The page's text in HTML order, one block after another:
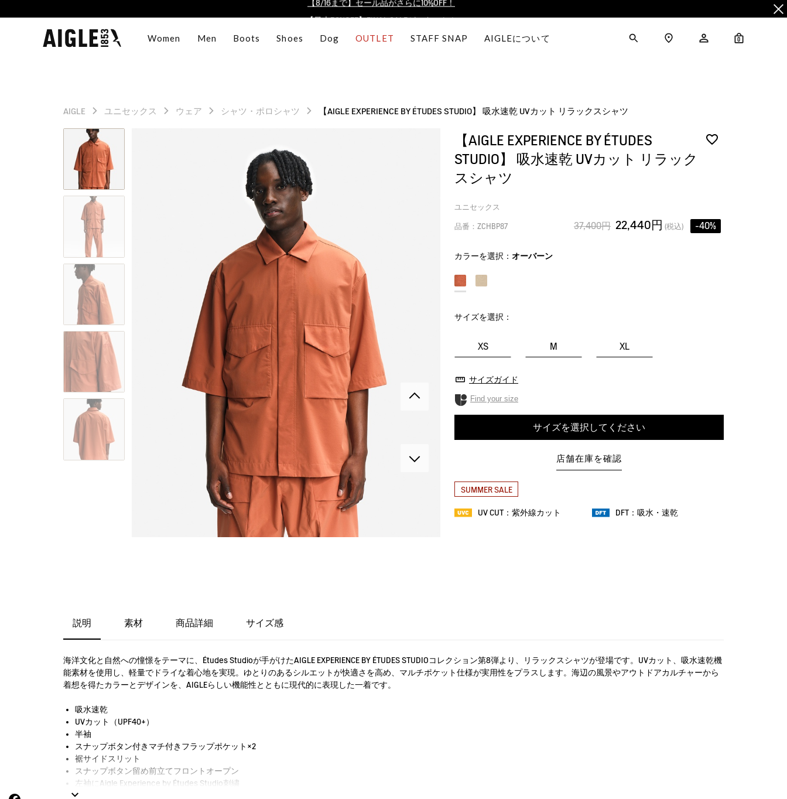
【最大50%OFF】FINAL SALEがスタート！
AIGLE CLUB ポイントサービス終了のお知らせ
AIGLE CLUB ポイントサービス終了のお知らせ
Women Men Boots Shoes Dog OUTLET STAFF SNAP AIGLEについて 0
AIGLE ユニセックス ウェア シャツ・ポロシャツ 【AIGLE EXPERIENCE BY ÉTUDES STUDIO】 吸水速乾 UVカット リラックスシャツ
【AIGLE EXPERIENCE BY ÉTUDES
STUDIO】 吸水速乾 UVカット リラック
スシャツ
ユニセックス
品番：ZCHBP87 37,400円 22,440円 (税込) -40%
カラーを選択： オーバーン
サイズを選択：
XS M XL
サイズガイド
Find your size
サイズを選択してください
店舗在庫を確認
SUMMER SALE
UV CUT：紫外線カット DFT：吸水・速乾
説明 素材 商品詳細 サイズ感
海洋文化と自然への憧憬をテーマに、Études Studioが手がけたAIGLE EXPERIENCE BY ÉTUDES STUDIOコレクション第8弾より、リラックスシャツが登場です。UVカット、吸水速乾機
能素材を使用し、軽量でドライな着心地を実現。ゆとりのあるシルエットが快適さを高め、マルチポケット仕様が実用性をプラスします。海辺の風景やアウトドアカルチャーから
着想を得たカラーとデザインを、AIGLEらしい機能性とともに現代的に表現した一着です。
吸水速乾
UVカット（UPF40+）
半袖
スナップボタン付きマチ付きフラップポケット×2
裾サイドスリット
スナップボタン留め前立てフロントオープン
左袖にAigle Experience by Études Studio刺繍